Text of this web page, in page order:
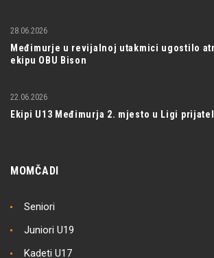
Međimurje u revijalnoj utakmici ugostilo
ekipu OBU Bison
28.06.2026
Ekipi U13 Međimurja 2. mjesto u Ligi
22.06.2026
MOMČADI
Seniori
Juniori U19
Kadeti U17